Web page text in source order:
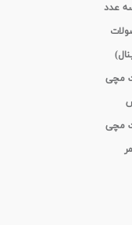
عدد
مچی